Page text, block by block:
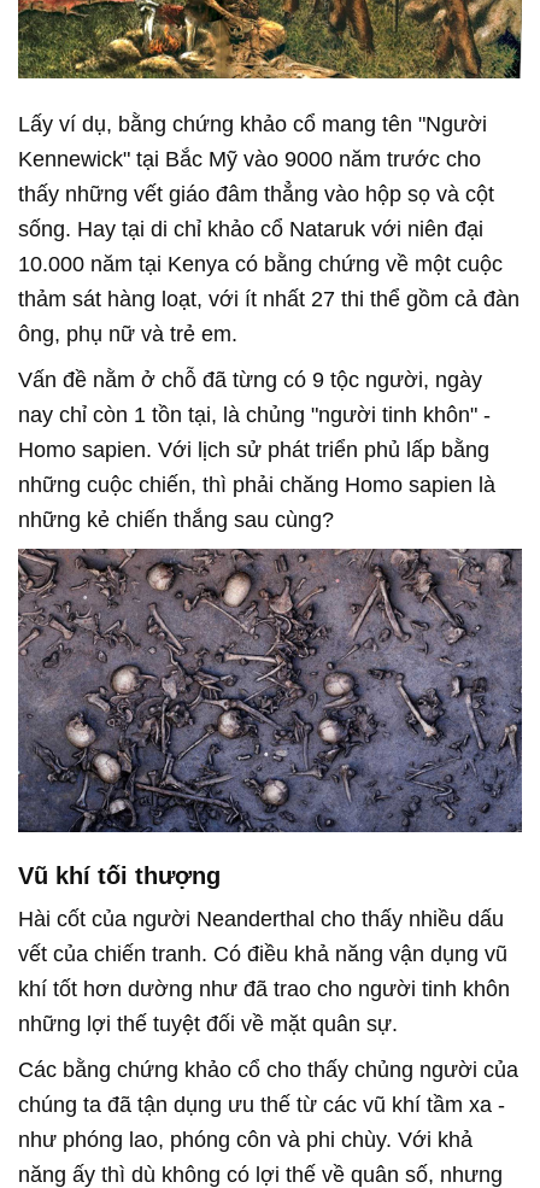
Lấy ví dụ, bằng chứng khảo cổ mang tên "Người
Kennewick" tại Bắc Mỹ vào 9000 năm trước cho
thấy những vết giáo đâm thẳng vào hộp sọ và cột
sống. Hay tại di chỉ khảo cổ Nataruk với niên đại
10.000 năm tại Kenya có bằng chứng về một cuộc
thảm sát hàng loạt, với ít nhất 27 thi thể gồm cả đàn
ông, phụ nữ và trẻ em.
Vấn đề nằm ở chỗ đã từng có 9 tộc người, ngày
nay chỉ còn 1 tồn tại, là chủng "người tinh khôn" -
Homo sapien. Với lịch sử phát triển phủ lấp bằng
những cuộc chiến, thì phải chăng Homo sapien là
những kẻ chiến thắng sau cùng?
Vũ khí tối thượng
Hài cốt của người Neanderthal cho thấy nhiều dấu
vết của chiến tranh. Có điều khả năng vận dụng vũ
khí tốt hơn dường như đã trao cho người tinh khôn
những lợi thế tuyệt đối về mặt quân sự.
Các bằng chứng khảo cổ cho thấy chủng người của
chúng ta đã tận dụng ưu thế từ các vũ khí tầm xa -
như phóng lao, phóng côn và phi chùy. Với khả
năng ấy thì dù không có lợi thế về quân số, nhưng